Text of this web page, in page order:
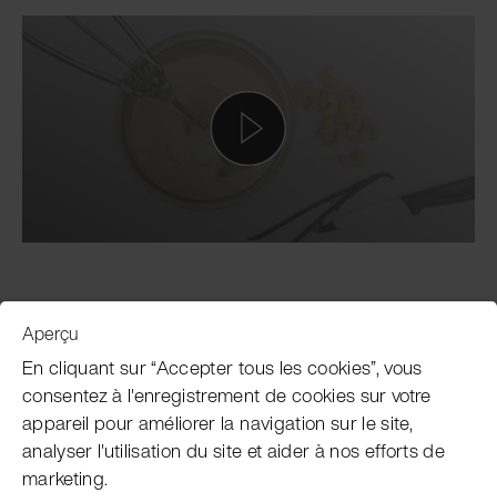
Service clientèle
Subscribe Pacojet Newsletter
Would you like to be regularly updated on news, event
Aperçu
En cliquant sur “Accepter tous les cookies”, vous
consentez à l'enregistrement de cookies sur votre
appareil pour améliorer la navigation sur le site,
analyser l'utilisation du site et aider à nos efforts de
marketing.